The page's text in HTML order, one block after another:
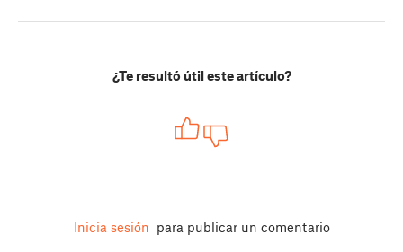
¿Te resultó útil este artículo?
Inicia sesión para publicar un comentario